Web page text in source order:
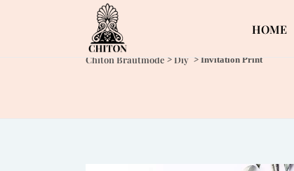
HOME
Chiton Brautmode > Diy > Invitation Print